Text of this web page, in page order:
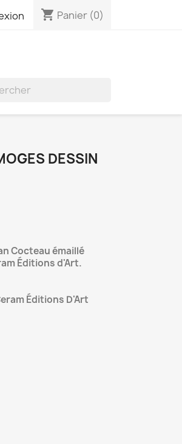
shopping_cart Panier (0)
DESSIN
Cocteau émaillé
Éditions d'Art.
Éditions D'Art